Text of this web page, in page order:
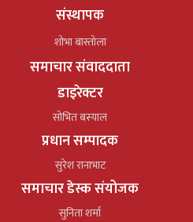
संस्थापक
शोभा बास्तोला
समाचार संवाददाता
डाइरेक्टर
सोभित बस्याल
प्रधान सम्पादक
सुरेश रानाभाट
समाचार डेस्क संयोजक
सुनिता शर्मा